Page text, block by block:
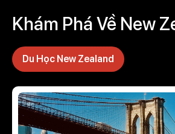
Khám Phá Về New
Du Học New Zealand